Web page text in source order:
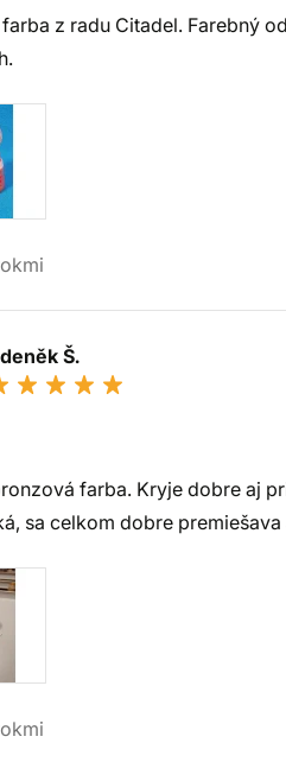
z radu Citadel. Farebný
Š.
farba. Kryje dobre aj
sa celkom dobre